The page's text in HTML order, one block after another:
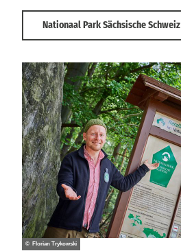
Nationaal Park Sächsische Schweiz
© Florian Trykowski